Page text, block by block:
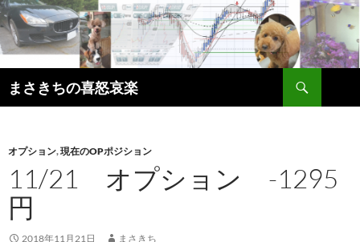
コ
ン
テ
ン
ツ
へ
まさきちの喜怒哀楽
索
オプション,現在のOPポジション
11/21 オプション -1295
円
2018年11月21日 まさきち